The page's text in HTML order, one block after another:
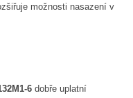
možnosti nasazení v
6 dobře uplatní